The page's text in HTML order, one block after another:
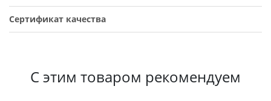
Сертификат качества
С этим товаром рекомендуем